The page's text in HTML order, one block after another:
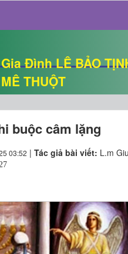
Gia Đình LÊ BẢO
MÊ THUỘT
buộc câm lặng
03:52 | Tác giả bài viết: L.m